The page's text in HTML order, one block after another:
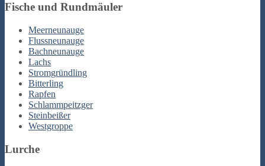
Fische und Rundmäuler
Meerneunauge
Flussneunauge
Bachneunauge
Lachs
Stromgründling
Bitterling
Rapfen
Schlammpeitzger
Steinbeißer
Westgroppe
Lurche